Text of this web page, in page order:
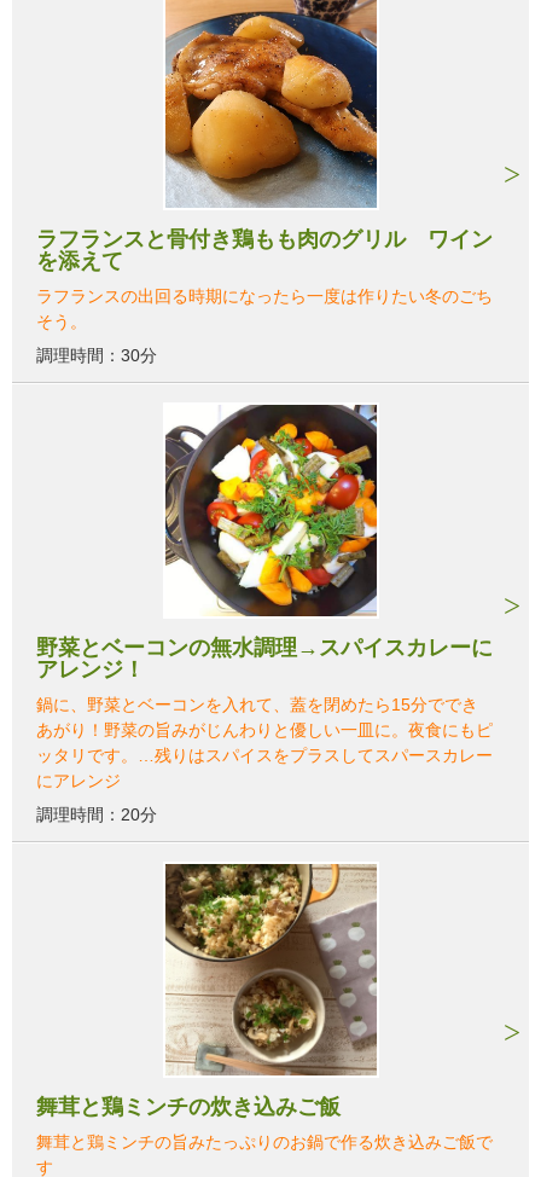
ラフランスと骨付き鶏もも肉のグリル ワイン
を添えて
ラフランスの出回る時期になったら一度は作りたい冬のごち
そう。
調理時間：30分
野菜とベーコンの無水調理→スパイスカレーに
アレンジ！
鍋に、野菜とベーコンを入れて、蓋を閉めたら15分ででき
あがり！野菜の旨みがじんわりと優しい一皿に。夜食にもピ
ッタリです。…残りはスパイスをプラスしてスパースカレー
にアレンジ
調理時間：20分
舞茸と鶏ミンチの炊き込みご飯
舞茸と鶏ミンチの旨みたっぷりのお鍋で作る炊き込みご飯で
す